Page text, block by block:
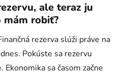
ale teraz ju
mám robiť?
rezerva slúži práve na
Pokúste sa rezervu
sa časom začne